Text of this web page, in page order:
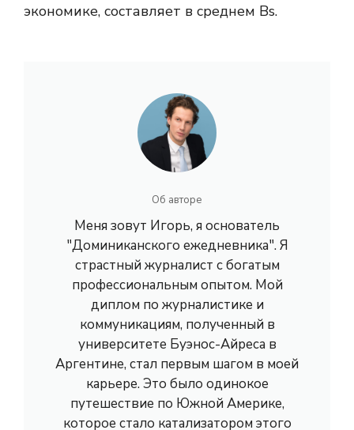
экономике, составляет в среднем Bs.
Об авторе
Меня зовут Игорь, я основатель
"Доминиканского ежедневника". Я
страстный журналист с богатым
профессиональным опытом. Мой
диплом по журналистике и
коммуникациям, полученный в
университете Буэнос-Айреса в
Аргентине, стал первым шагом в моей
карьере. Это было одинокое
путешествие по Южной Америке,
которое стало катализатором этого